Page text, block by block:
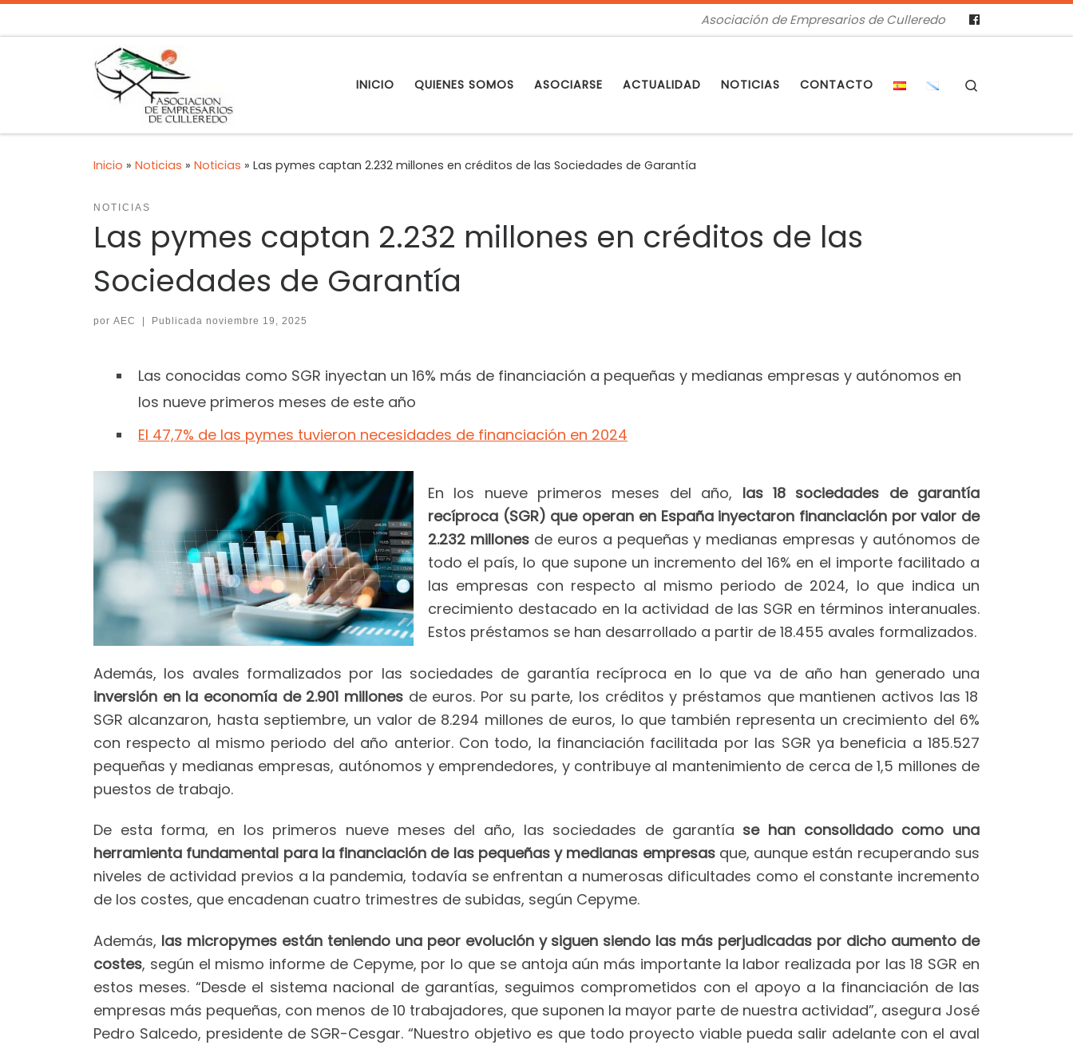
Asociación de Empresarios de Culleredo
INICIO QUIENES SOMOS ASOCIARSE ACTUALIDAD NOTICIAS CONTACTO
Inicio » Noticias » Noticias » Las pymes captan 2.232 millones en créditos de las Sociedades de Garantía
NOTICIAS
Las pymes captan 2.232 millones en créditos de las
Sociedades de Garantía
por AEC | Publicada noviembre 19, 2025
Las conocidas como SGR inyectan un 16% más de financiación a pequeñas y medianas empresas y autónomos en
los nueve primeros meses de este año
El 47,7% de las pymes tuvieron necesidades de financiación en 2024
En los nueve primeros meses del año, las 18 sociedades de garantía
recíproca (SGR) que operan en España inyectaron financiación por valor de
2.232 millones de euros a pequeñas y medianas empresas y autónomos de
todo el país, lo que supone un incremento del 16% en el importe facilitado a
las empresas con respecto al mismo periodo de 2024, lo que indica un
crecimiento destacado en la actividad de las SGR en términos interanuales.
Estos préstamos se han desarrollado a partir de 18.455 avales formalizados.
Además, los avales formalizados por las sociedades de garantía recíproca en lo que va de año han generado una
inversión en la economía de 2.901 millones de euros. Por su parte, los créditos y préstamos que mantienen activos las 18
SGR alcanzaron, hasta septiembre, un valor de 8.294 millones de euros, lo que también representa un crecimiento del 6%
con respecto al mismo periodo del año anterior. Con todo, la financiación facilitada por las SGR ya beneficia a 185.527
pequeñas y medianas empresas, autónomos y emprendedores, y contribuye al mantenimiento de cerca de 1,5 millones de
puestos de trabajo.
De esta forma, en los primeros nueve meses del año, las sociedades de garantía se han consolidado como una
herramienta fundamental para la financiación de las pequeñas y medianas empresas que, aunque están recuperando sus
niveles de actividad previos a la pandemia, todavía se enfrentan a numerosas dificultades como el constante incremento
de los costes, que encadenan cuatro trimestres de subidas, según Cepyme.
Además, las micropymes están teniendo una peor evolución y siguen siendo las más perjudicadas por dicho aumento de
costes, según el mismo informe de Cepyme, por lo que se antoja aún más importante la labor realizada por las 18 SGR en
estos meses. “Desde el sistema nacional de garantías, seguimos comprometidos con el apoyo a la financiación de las
empresas más pequeñas, con menos de 10 trabajadores, que suponen la mayor parte de nuestra actividad”, asegura José
Pedro Salcedo, presidente de SGR-Cesgar. “Nuestro objetivo es que todo proyecto viable pueda salir adelante con el aval